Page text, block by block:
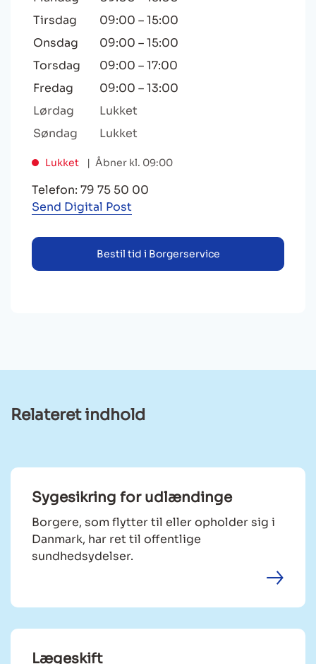
Tirsdag
09:00 –15:00
Onsdag
09:00 –15:00
Torsdag
09:00 –17:00
Fredag
09:00 –13:00
Lørdag
Lukket
Søndag
Lukket
Lukket Åbner kl. 09:00
Telefon: 79 75 50 00
Send Digital Post
Bestil tid i Borgerservice
Relateret indhold
Sygesikring for udlændinge
Borgere, som flytter til eller opholder sig i
Danmark, har ret til offentlige
sundhedsydelser.
Lægeskift